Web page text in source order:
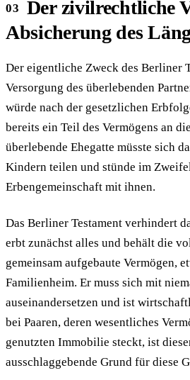
Der zivilrechtliche
Absicherung des
Der eigentliche Zweck des Berliner
Versorgung des überlebenden
würde nach der gesetzlichen
bereits ein Teil des Vermögens an
überlebende Ehegatte müsste sich
Kindern teilen und stünde im
Erbengemeinschaft mit ihnen.
Das Berliner Testament verhindert
erbt zunächst alles und behält die
gemeinsam aufgebaute Vermögen,
Familienheim. Er muss sich mit
auseinandersetzen und ist
bei Paaren, deren wesentliches
genutzten Immobilie steckt, ist
ausschlaggebende Grund für diese